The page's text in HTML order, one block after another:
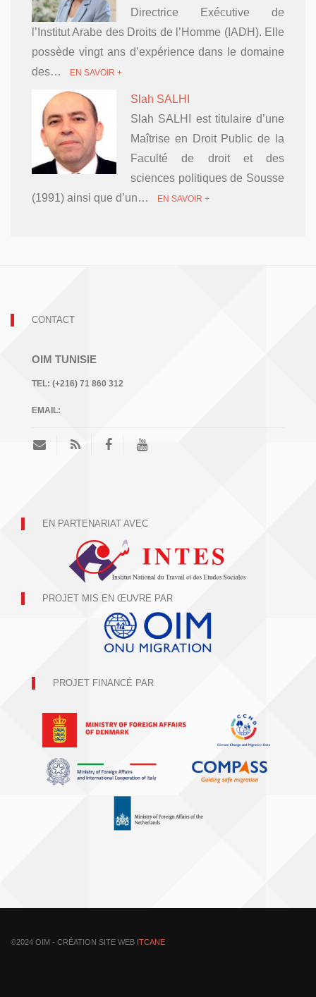
Directrice Exécutive de
l’Institut Arabe des Droits de l’Homme (IADH). Elle
possède vingt ans d’expérience dans le domaine
des…
EN SAVOIR +
Slah SALHI
Slah SALHI est titulaire d’une
Maîtrise en Droit Public de la
Faculté de droit et des
sciences politiques de Sousse
(1991) ainsi que d’un…
EN SAVOIR +
CONTACT
OIM TUNISIE
TEL: (+216) 71 860 312
EMAIL:
EN PARTENARIAT AVEC
PROJET MIS EN ŒUVRE PAR
PROJET FINANCÉ PAR
©2024 OIM - CRÉATION SITE WEB ITCANE